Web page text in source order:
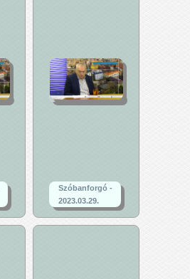
Szóbanforgó -
2023.03.29.